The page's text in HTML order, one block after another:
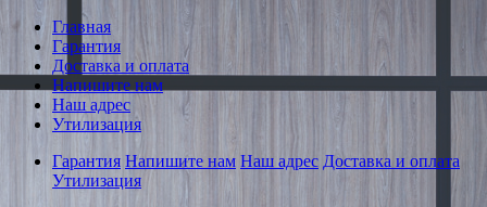
Главная
Гарантия
Доставка и оплата
Напишите нам
Наш адрес
Утилизация
Гарантия Напишите нам Наш адрес Доставка и оплата
Утилизация